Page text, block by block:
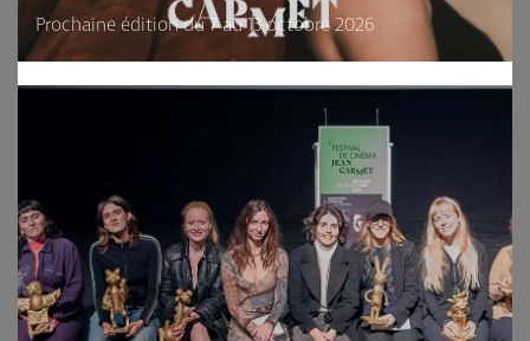
Prochaine édition du 7 au 13 octobre 2026